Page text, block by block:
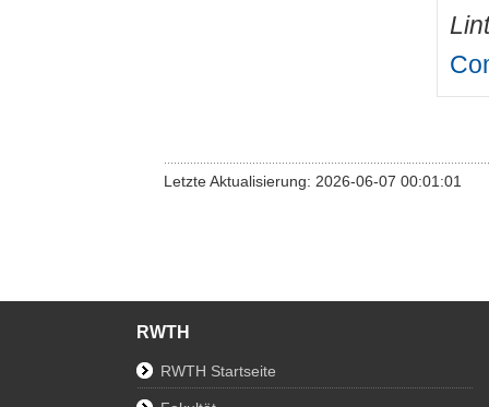
Letzte Aktualisierung: 2026-06-07 00:01:01
RWTH
RWTH Startseite